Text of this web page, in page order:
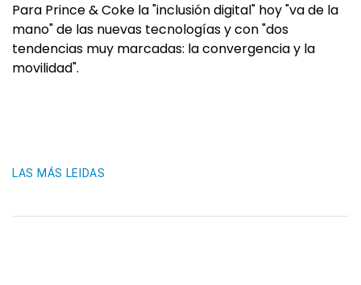
Para Prince & Coke la "inclusión digital" hoy "va de la
mano" de las nuevas tecnologías y con "dos
tendencias muy marcadas: la convergencia y la
movilidad".
LAS MÁS LEIDAS